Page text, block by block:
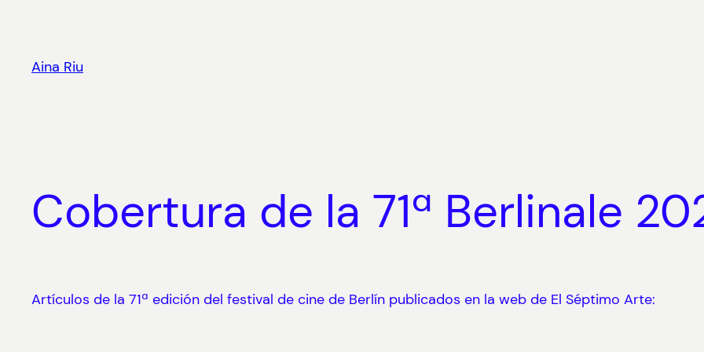
content
Aina Riu
Cobertura de la 71ª Berlinale
Artículos de la 71ª edición del festival de cine de Berlín publicados en la web de El Séptimo Arte: